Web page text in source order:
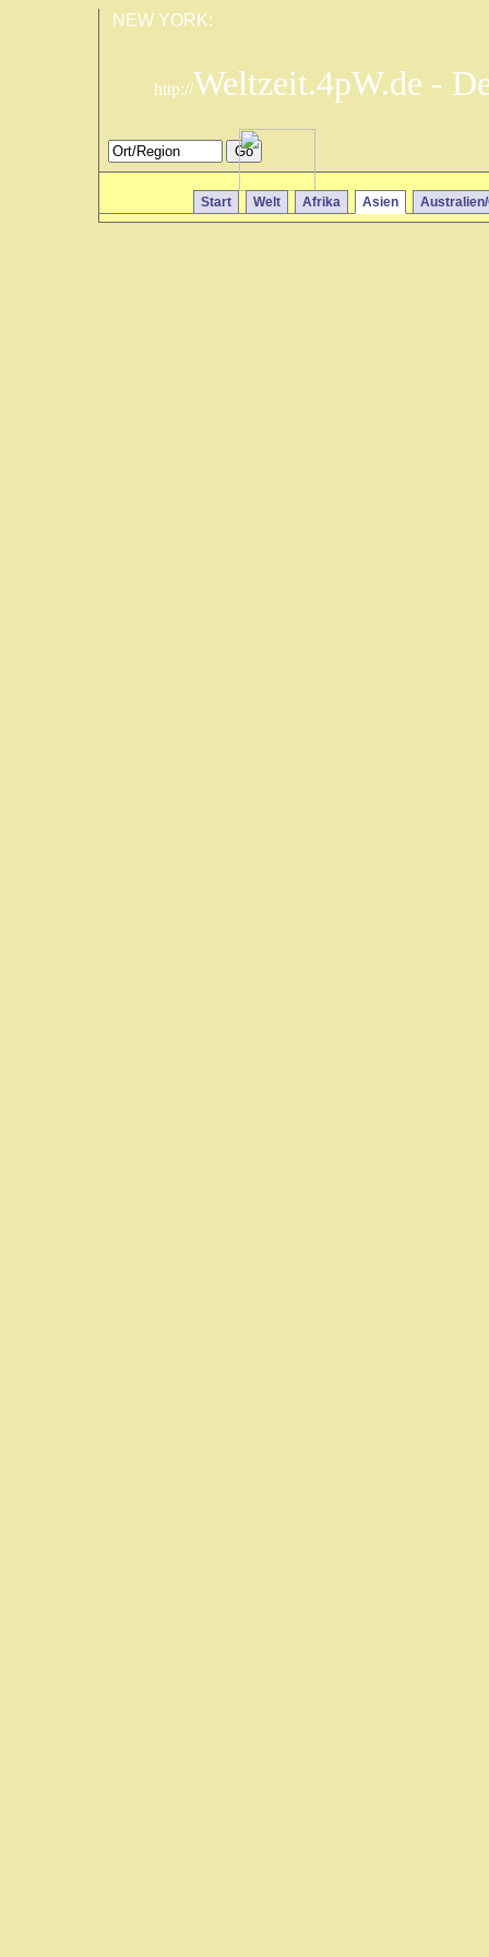
NEW YORK:
http://Weltzeit.4pW.de -
Start Welt Afrika Asien